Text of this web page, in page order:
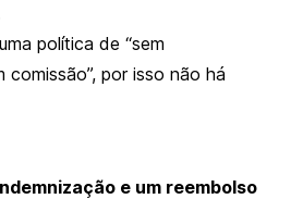
política de “sem
comissão”, por isso não há
e um reembolso